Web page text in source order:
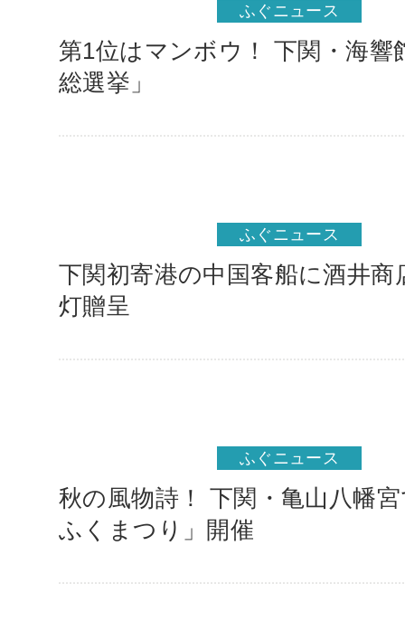
ふぐニュース
第1位はマンボウ！ 下関・海響
総選挙」
ふぐニュース
下関初寄港の中国客船に酒井商
灯贈呈
ふぐニュース
秋の風物詩！ 下関・亀山八幡
ふくまつり」開催